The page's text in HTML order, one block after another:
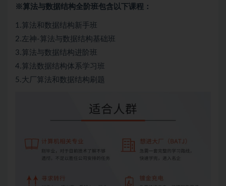
※算法与数据结构全阶班包含以下课程：
1.算法和数据结构新手班
2.左神-算法与数据结构基础班
3.算法与数据结构进阶班
4.算法数据结构体系学习班
5.大厂算法和数据结构刷题